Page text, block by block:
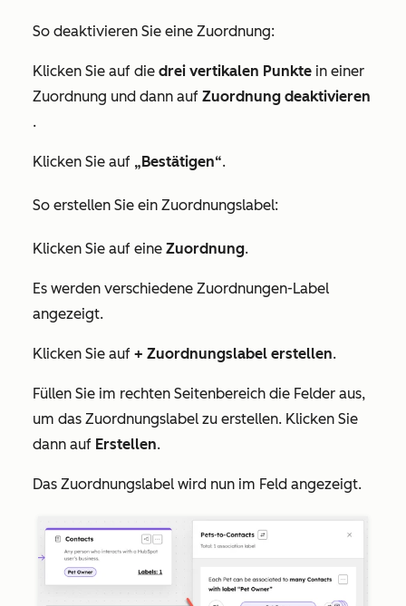
So deaktivieren Sie eine Zuordnung:
Klicken Sie auf die drei vertikalen Punkte in einer
Zuordnung und dann auf Zuordnung deaktivieren
.
Klicken Sie auf „Bestätigen“.
So erstellen Sie ein Zuordnungslabel:
Klicken Sie auf eine Zuordnung.
Es werden verschiedene Zuordnungen-Label
angezeigt.
Klicken Sie auf + Zuordnungslabel erstellen.
Füllen Sie im rechten Seitenbereich die Felder aus,
um das Zuordnungslabel zu erstellen. Klicken Sie
dann auf Erstellen.
Das Zuordnungslabel wird nun im Feld angezeigt.